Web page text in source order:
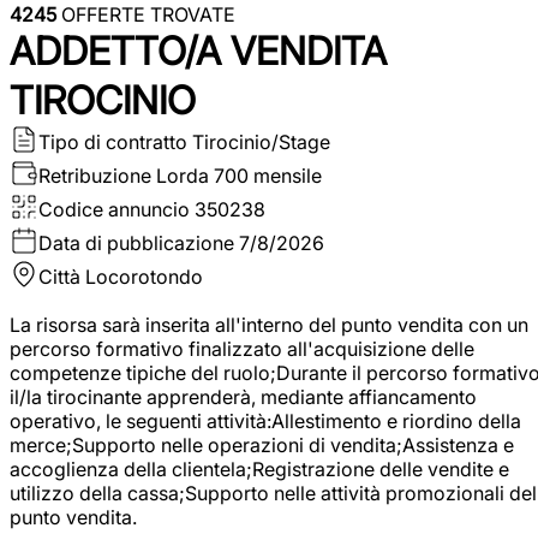
4245OFFERTE TROVATE
ADDETTO/A VENDITA
TIROCINIO
Tipo di contratto Tirocinio/Stage
Retribuzione Lorda 700 mensile
Codice annuncio 350238
Data di pubblicazione 7/8/2026
Città Locorotondo
La risorsa sarà inserita all'interno del punto vendita con un
percorso formativo finalizzato all'acquisizione delle
competenze tipiche del ruolo;Durante il percorso
il/la tirocinante apprenderà, mediante affiancamento
operativo, le seguenti attività:Allestimento e riordino della
merce;Supporto nelle operazioni di vendita;Assistenza e
accoglienza della clientela;Registrazione delle vendite e
utilizzo della cassa;Supporto nelle attività promozionali del
punto vendita.